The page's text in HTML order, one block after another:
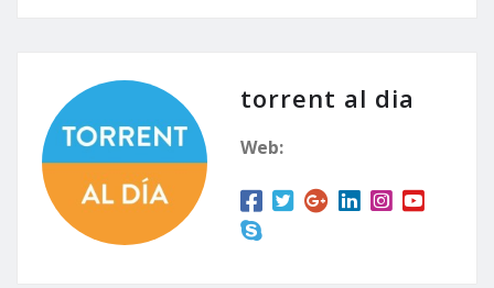
torrent al dia
Web: